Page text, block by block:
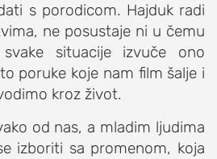
s porodicom. Hajduk radi
ne posustaje ni u čemu
situacije izvuče ono
poruke koje nam film šalje i
kroz život.
od nas, a mladim ljudima
izboriti sa promenom, koja